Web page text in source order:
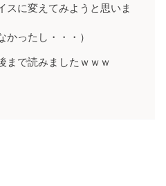
スに変えてみようと思いま
かったし・・・）
まで読みましたｗｗｗ